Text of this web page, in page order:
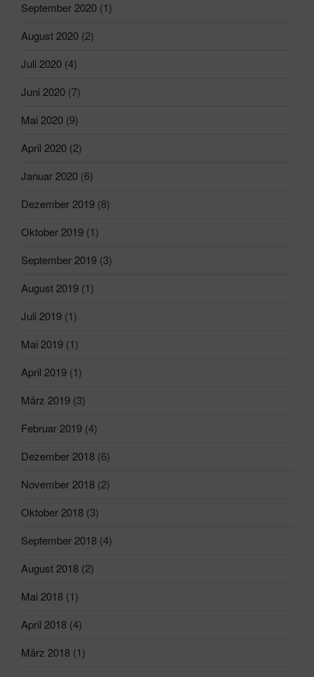
September 2020 (1)
August 2020 (2)
Juli 2020 (4)
Juni 2020 (7)
Mai 2020 (9)
April 2020 (2)
Januar 2020 (6)
Dezember 2019 (8)
Oktober 2019 (1)
September 2019 (3)
August 2019 (1)
Juli 2019 (1)
Mai 2019 (1)
April 2019 (1)
März 2019 (3)
Februar 2019 (4)
Dezember 2018 (6)
November 2018 (2)
Oktober 2018 (3)
September 2018 (4)
August 2018 (2)
Mai 2018 (1)
April 2018 (4)
März 2018 (1)